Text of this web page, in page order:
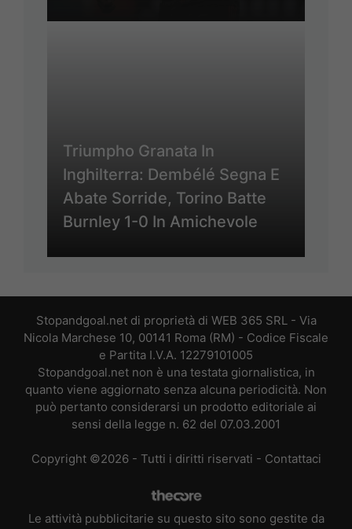
Triumpho Granata In
Inghilterra: Dembélé Segna E
Abate Sorride, Torino Batte
Burnley 1-0 In Amichevole
Stopandgoal.net di proprietà di WEB 365 SRL - Via
Nicola Marchese 10, 00141 Roma (RM) - Codice Fiscale
e Partita I.V.A. 12279101005
Stopandgoal.net non è una testata giornalistica, in
quanto viene aggiornato senza alcuna periodicità. Non
può pertanto considerarsi un prodotto editoriale ai
sensi della legge n. 62 del 07.03.2001
Copyright ©2026 - Tutti i diritti riservati - Contattaci
Le attività pubblicitarie su questo sito sono gestite da